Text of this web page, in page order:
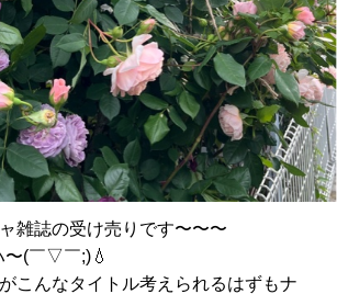
雑誌の受け売りです〜〜〜
〜(￣▽￣;)💧
こんなタイトル考えられるはずもナ